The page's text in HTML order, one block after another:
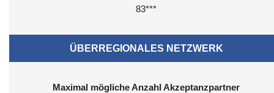
83***
ÜBERREGIONALES NETZWERK
Maximal mögliche Anzahl Akzeptanzpartner